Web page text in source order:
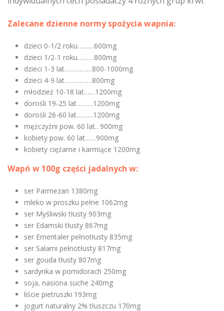
Zalecane dzienne normy spożycia wapnia:
dzieci 0-1/2 roku………600mg
dzieci 1/2-1 roku………800mg
dzieci 1-3 lat……………800-1000mg
dzieci 4-9 lat……………800mg
młodzież 10-18 lat……1200mg
dorośli 19-25 lat………1200mg
dorośli 26-60 lat………1200mg
mężczyźni pow. 60 lat.. 900mg
kobiety pow. 60 lat……900mg
kobiety ciężarne i karmiące 1200mg
Wapń w 100g części jadalnych w:
ser Parmezan 1380mg
mleko w proszku pełne 1062mg
ser Myśliwski tłusty 903mg
ser Edamski tłusty 867mg
ser Ementaler pełnotłusty 835mg
ser Salami pełnotłusty 817mg
ser gouda tłusty 807mg
sardynka w pomidorach 250mg
soja, nasiona suche 240mg
liście pietruszki 193mg
jogurt naturalny 2% tłuszczu 170mg